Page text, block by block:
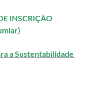
INSCRIÇÃO
a Sustentabilidade